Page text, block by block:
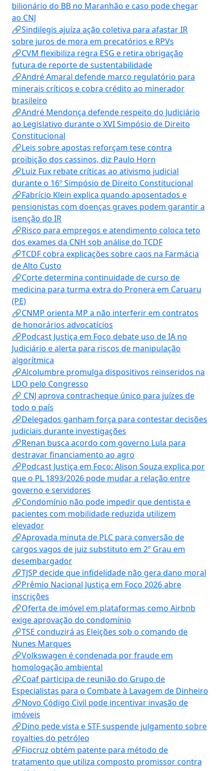
bilionário do BB no Maranhão e caso pode chegar
ao CNJ
🔗Sindilegis ajuíza ação coletiva para afastar IR
sobre juros de mora em precatórios e RPVs
🔗CVM flexibiliza regra ESG e retira obrigação
futura de reporte de sustentabilidade
🔗André Amaral defende marco regulatório para
minerais críticos e cobra crédito ao minerador
brasileiro
🔗André Mendonça defende respeito do Judiciário
ao Legislativo durante o XVI Simpósio de Direito
Constitucional
🔗Leis sobre apostas reforçam tese contra
proibição dos cassinos, diz Paulo Horn
🔗Luiz Fux rebate críticas ao ativismo judicial
durante o 16º Simpósio de Direito Constitucional
🔗Fabrício Klein explica quando aposentados e
pensionistas com doenças graves podem garantir a
isenção do IR
🔗Risco para empregos e atendimento coloca teto
dos exames da CNH sob análise do TCDF
🔗TCDF cobra explicações sobre caos na Farmácia
de Alto Custo
🔗Corte determina continuidade de curso de
medicina para turma extra do Pronera em Caruaru
(PE)
🔗CNMP orienta MP a não interferir em contratos
de honorários advocatícios
🔗Podcast Justiça em Foco debate uso de IA no
Judiciário e alerta para riscos de manipulação
algorítmica
🔗Alcolumbre promulga dispositivos reinseridos na
LDO pelo Congresso
🔗 CNJ aprova contracheque único para juízes de
todo o país
🔗Delegados ganham força para contestar decisões
judiciais durante investigações
🔗Renan busca acordo com governo Lula para
destravar financiamento ao agro
🔗Podcast Justiça em Foco: Alison Souza explica por
que o PL 1893/2026 pode mudar a relação entre
governo e servidores
🔗Condomínio não pode impedir que dentista e
pacientes com mobilidade reduzida utilizem
elevador
🔗Aprovada minuta de PLC para conversão de
cargos vagos de juiz substituto em 2º Grau em
desembargador
🔗TJSP decide que infidelidade não gera dano moral
🔗Prêmio Nacional Justiça em Foco 2026 abre
inscrições
🔗Oferta de imóvel em plataformas como Airbnb
exige aprovação do condomínio
🔗TSE conduzirá as Eleições sob o comando de
Nunes Marques
🔗Volkswagen é condenada por fraude em
homologação ambiental
🔗Coaf participa de reunião do Grupo de
Especialistas para o Combate à Lavagem de Dinheiro
🔗Novo Código Civil pode incentivar invasão de
imóveis
🔗Dino pede vista e STF suspende julgamento sobre
royalties do petróleo
🔗Fiocruz obtém patente para método de
tratamento que utiliza composto promissor contra